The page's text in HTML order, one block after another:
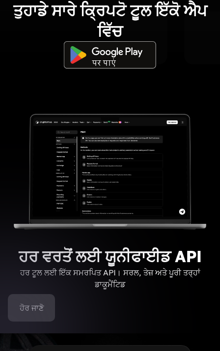
ਤੁਹਾਡੇ ਸਾਰੇ ਕ੍ਰਿਪਟੋ ਟੂਲ ਇੱਕੋ ਐਪ
ਵਿੱਚ
ਹਰ ਵਰਤੋਂ ਲਈ ਯੂਨੀਫਾਈਡ API
ਹਰ ਟੂਲ ਲਈ ਇੱਕ ਸਮਰਪਿਤ API। ਸਰਲ, ਤੇਜ਼ ਅਤੇ ਪੂਰੀ ਤਰ੍ਹਾਂ
ਡਾਕੂਮੈਂਟਿਡ
ਹੋਰ ਜਾਣੋ